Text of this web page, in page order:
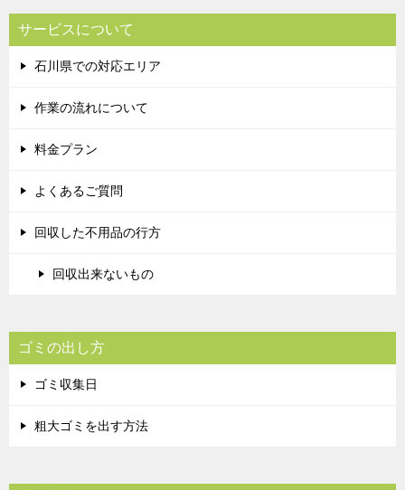
サービスについて
石川県での対応エリア
作業の流れについて
料金プラン
よくあるご質問
回収した不用品の行方
回収出来ないもの
ゴミの出し方
ゴミ収集日
粗大ゴミを出す方法